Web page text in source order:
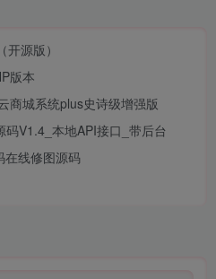
源版）
版本
商城系统plus史诗级增强版
V1.4_本地API接口_带后台
在线修图源码